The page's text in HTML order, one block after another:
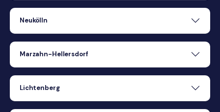
Neukölln
Marzahn-Hellersdorf
Lichtenberg